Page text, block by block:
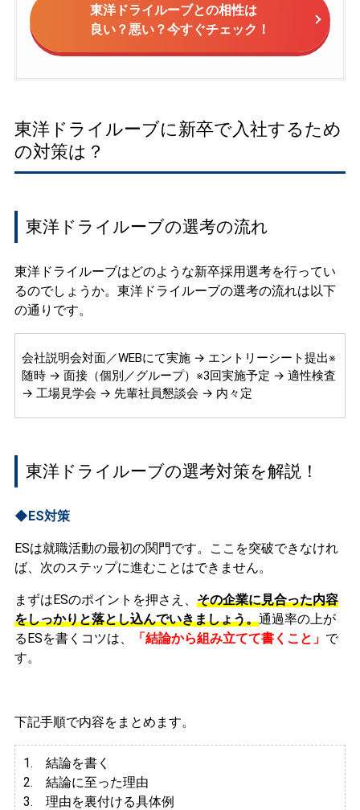
東洋ドライルーブとの相性は
良い？悪い？今すぐチェック！
東洋ドライルーブに新卒で入社するため
の対策は？
東洋ドライルーブの選考の流れ
東洋ドライルーブはどのような新卒採用選考を行ってい
るのでしょうか。東洋ドライルーブの選考の流れは以下
の通りです。
会社説明会対面／WEBにて実施 → エントリーシート提出※
随時 → 面接（個別／グループ）※3回実施予定 → 適性検査
→ 工場見学会 → 先輩社員懇談会 → 内々定
東洋ドライルーブの選考対策を解説！
◆ES対策
ESは就職活動の最初の関門です。ここを突破できなけれ
ば、次のステップに進むことはできません。
まずはESのポイントを押さえ、 その企業に見合った内容
をしっかりと落とし込んでいきましょう。通過率の上が
るESを書くコツは、
「結論から組み立てて書くこと」 で
す。
下記手順で内容をまとめます。
1. 結論を書く
2. 結論に至った理由
3. 理由を裏付ける具体例